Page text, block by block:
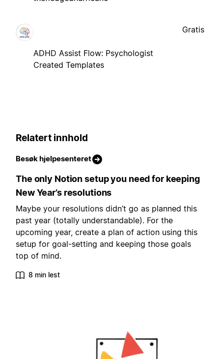
ADHD Assist Flow: Psychologist
Created Templates
Gratis
Relatert innhold
Besøk hjelpesenteret
The only Notion setup you need for keeping
New Year’s resolutions
Maybe your resolutions didn’t go as planned this
past year (totally understandable). For the
upcoming year, create a plan of action using this
setup for goal-setting and keeping those goals
top of mind.
8 min lest